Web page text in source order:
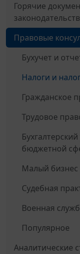
Горячие
Правовые
Бухучет и
Налоги и
Гражданское
Трудовое
бюджетной
Малый бизнес
Судебная
Военная
Популярное
Аналитические